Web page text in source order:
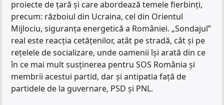
proiecte de țară și care abordează temele fierbinți,
precum: războiul din Ucraina, cel din Orientul
Mijlociu, siguranța energetică a României. „Sondajul”
real este reacția cetățenilor, atât pe stradă, cât și pe
rețelele de socializare, unde oamenii își arată din ce
în ce mai mult susținerea pentru SOS România și
membrii acestui partid, dar și antipatia față de
partidele de la guvernare, PSD și PNL.